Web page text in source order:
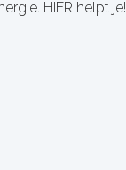
HIER helpt je!